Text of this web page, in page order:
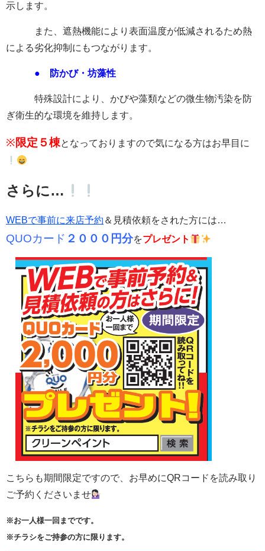
示します。
また、遮熱機能により表面温度が低減されるため熱
による劣化抑制にもつながります。
● 防かび・坊藻性
特殊設計により、かびや藻類などの微生物汚染を防
ぎ衛生的な環境を維持します。
※限定５棟となっておりますので気になる方はお早目に
さらに…
WEBで事前に来店予約 ＆見積依頼をされた方には…
QUOカード ２０００円分をプレゼント
こちらも期間限定ですので、お早めにQRコードを読み取り
ご予約くださいませ
※お一人様一回までです。
※チラシをご持参の方に限ります。